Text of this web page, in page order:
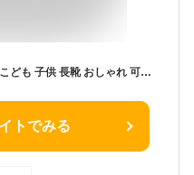
キッズ レインブーツ 女の子 男の子 こども 子供 長靴 おしゃれ 可愛い 反射板 リフレクター ゆったり 柔らかい 歩きやすい 滑りにくい 軽い グリップ お名前タグ ショート 雨 雪 防水 通園 通学 箱入り くすみカラー ケンケンパ|slz|
トでみる